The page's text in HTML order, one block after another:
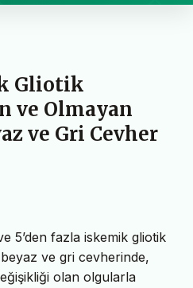
Gliotik
ve Olmayan
ve Gri Cevher
5’den fazla iskemik gliotik
ve gri cevherinde,
olan olgularla